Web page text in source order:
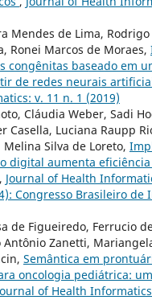
Mendes de Lima,
Ronei Marcos de Moraes,
congênitas baseado em
de redes neurais
v. 11 n. 1 (2019)
Cláudia Weber, Sadi
Casella, Luciana Raupp
Silva de Loreto,
digital aumenta
, Journal of Health
Congresso Brasileiro de
de Figueiredo, Ferrucio
Antônio Zanetti,
Semântica em
oncologia pediátrica:
of Health